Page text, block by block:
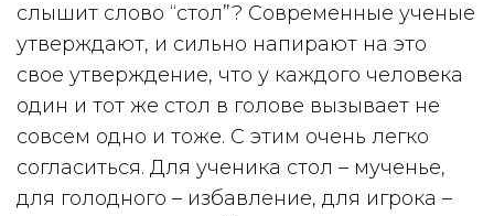
слышит слово “стол”? Современные ученые
утверждают, и сильно напирают на это
свое утверждение, что у каждого человека
один и тот же стол в голове вызывает не
совсем одно и тоже. С этим очень легко
согласиться. Для ученика стол – мученье,
для голодного – избавление, для игрока –